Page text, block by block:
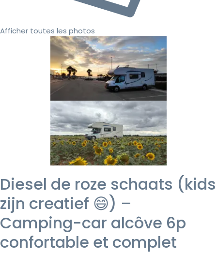
Afficher toutes les photos
Diesel de roze schaats (kids
zijn creatief 😄) –
Camping-car alcôve 6p
confortable et complet